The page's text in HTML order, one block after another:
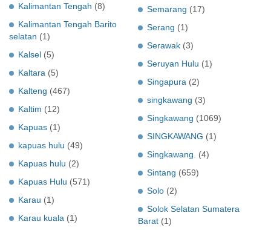
Kalimantan Tengah (8)
Kalimantan Tengah Barito
selatan (1)
Kalsel (5)
Kaltara (5)
Kalteng (467)
Kaltim (12)
Kapuas (1)
kapuas hulu (49)
Kapuas hulu (2)
Kapuas Hulu (571)
Karau (1)
Karau kuala (1)
Semarang (17)
Serang (1)
Serawak (3)
Seruyan Hulu (1)
Singapura (2)
singkawang (3)
Singkawang (1069)
SINGKAWANG (1)
Singkawang.
(4)
Sintang (659)
Solo (2)
Solok Selatan Sumatera
Barat (1)